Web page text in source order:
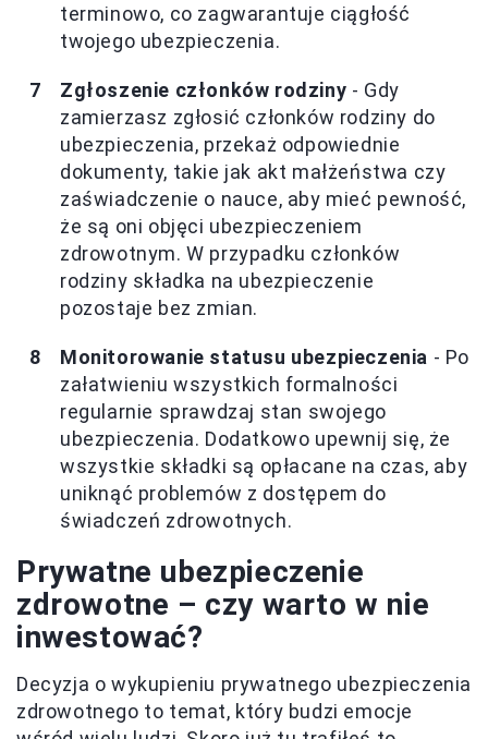
terminowo, co zagwarantuje ciągłość
twojego ubezpieczenia.
Zgłoszenie członków rodziny - Gdy
zamierzasz zgłosić członków rodziny do
ubezpieczenia, przekaż odpowiednie
dokumenty, takie jak akt małżeństwa czy
zaświadczenie o nauce, aby mieć pewność,
że są oni objęci ubezpieczeniem
zdrowotnym. W przypadku członków
rodziny składka na ubezpieczenie
pozostaje bez zmian.
Monitorowanie statusu ubezpieczenia - Po
załatwieniu wszystkich formalności
regularnie sprawdzaj stan swojego
ubezpieczenia. Dodatkowo upewnij się, że
wszystkie składki są opłacane na czas, aby
uniknąć problemów z dostępem do
świadczeń zdrowotnych.
Prywatne ubezpieczenie
zdrowotne – czy warto w nie
inwestować?
Decyzja o wykupieniu prywatnego ubezpieczenia
zdrowotnego to temat, który budzi emocje